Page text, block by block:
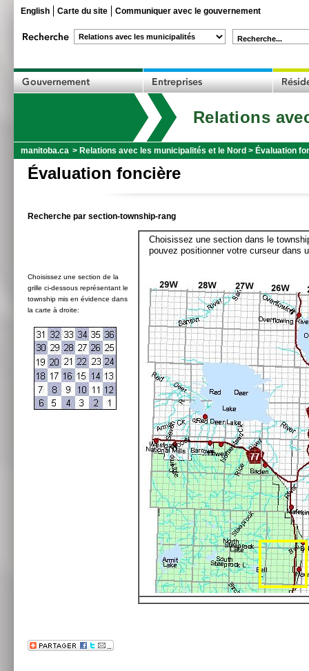
English Carte du site Communiquer avec le gouvernement
Recherche...
Relations
manitoba.ca > Relations avec les municipalités et le Nord > Évaluation
Évaluation foncière
Recherche par section-township-rang
Choisissez une section de la
grille ci-dessous représentant le
township mis en évidence dans
la carte à droite:
Choisissez une section dans le
pouvez positionner votre curseur dans